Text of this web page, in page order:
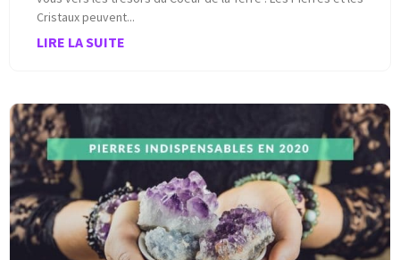
Cristaux peuvent
LIRE LA SUITE